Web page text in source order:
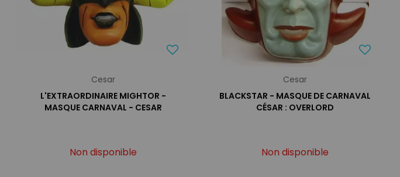
Cesar
L'EXTRAORDINAIRE MIGHTOR -
MASQUE CARNAVAL - CESAR
Non disponible
Cesar
BLACKSTAR - MASQUE DE CARNAVAL
CÉSAR : OVERLORD
Non disponible